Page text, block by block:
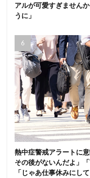
アルが可愛すぎません
うに」
熱中症警戒アラートに
その後がないんだよ」
「じゃあ仕事休みにして